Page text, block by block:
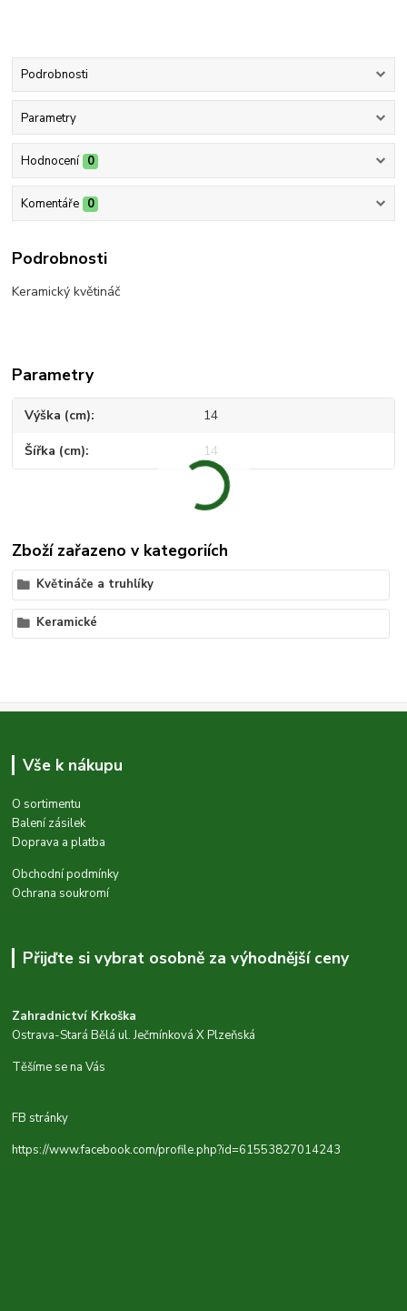
Podrobnosti
Parametry
Hodnocení 0
Komentáře 0
Podrobnosti
Keramický květináč
Parametry
Výška (cm) 14
Šířka (cm) 14
Zboží zařazeno v kategoriích
Květináče a truhlíky
Keramické
Vše k nákupu
O sortimentu
Balení zásilek
Doprava a platba
Obchodní podmínky
Ochrana soukromí
Přijďte si vybrat osobně za výhodnější ceny
Zahradnictví Krkoška
Ostrava-Stará Bělá ul. Ječmínková X Plzeňská
Těšíme se na Vás
FB stránky
https://www.facebook.com/profile.php?id=61553827014243